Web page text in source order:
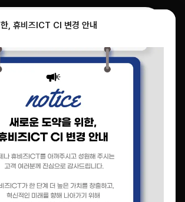
된 이메일 주소가 전자우편 수집 프로그램이나 그
이용하여 무단으로 수집되는 것을 거부하며 이를
법에 의해 형사 처벌됨을 유념하시기 바랍니다.
진 및 정보보호 등에 관한법률 제50조의 2 (전
수집행위 등 금지)
촉진 및 정보보호 등에 관한 법률
, 휴비즈ICT CI 변경 안내